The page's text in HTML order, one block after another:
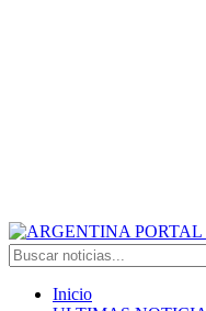
Buscar
Inicio